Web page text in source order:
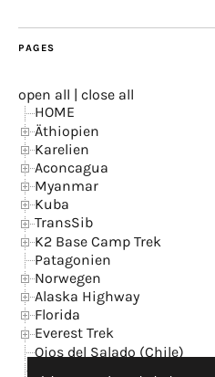
PAGES
open all
close all
HOME
Äthiopien
Karelien
Aconcagua
Myanmar
Kuba
TransSib
K2 Base Camp Trek
Patagonien
Norwegen
Alaska Highway
Florida
Everest Trek
Ojos del Salado (Chile)